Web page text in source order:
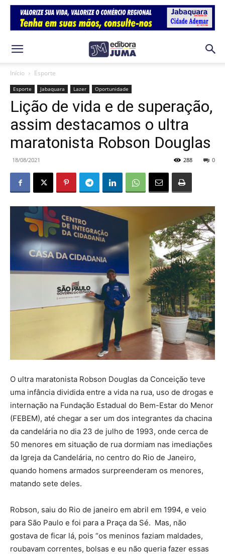
Início Esporte
Esporte Jabaquara Lazer Oportunidade
Lição de vida e de superação,
assim destacamos o ultra
maratonista Robson Douglas
18/08/2021 0
288
O ultra maratonista Robson Douglas da Conceição teve
uma infância dividida entre a vida na rua, uso de drogas e
internação na Fundação Estadual do Bem-Estar do Menor
(FEBEM), até chegar a ser um dos integrantes da chacina
da candelária no dia 23 de julho de 1993, onde cerca de
50 menores em situação de rua dormiam nas imediações
da Igreja da Candelária, no centro do Rio de Janeiro,
quando homens armados surpreenderam os menores,
matando sete deles.
Robson, saiu do Rio de janeiro em abril em 1994, e veio
para São Paulo e foi para a Praça da Sé. Mas, não
gostava de ficar lá, pois “os meninos faziam maldades,
roubavam correntes, bolsas e eu não queria fazer essas